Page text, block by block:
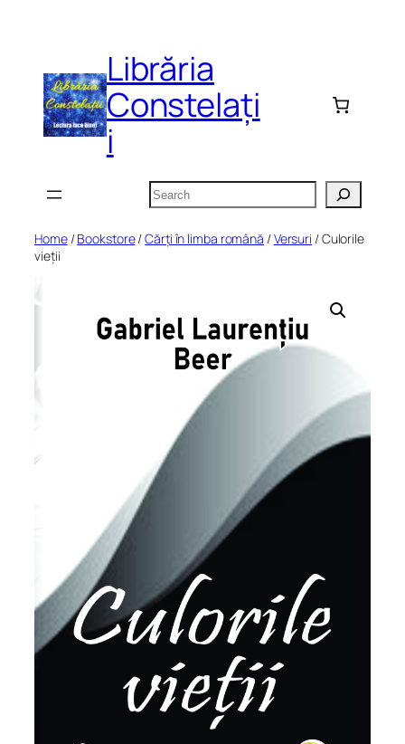
Librăria
Constelați
i
Search
Home/Bookstore/Cărți în limba română /Versuri / Culorile
vieții